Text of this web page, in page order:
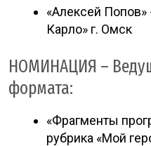
«Алексей
Карло» г. Омск
НОМИНАЦИЯ –
формата:
«Фрагменты
рубрика «Мой